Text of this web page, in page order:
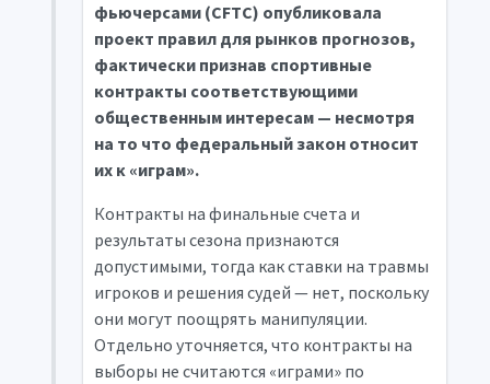
фьючерсами (CFTC) опубликовала
проект правил для рынков прогнозов,
фактически признав спортивные
контракты соответствующими
общественным интересам — несмотря
на то что федеральный закон относит
их к «играм».
Контракты на финальные счета и
результаты сезона признаются
допустимыми, тогда как ставки на травмы
игроков и решения судей — нет, поскольку
они могут поощрять манипуляции.
Отдельно уточняется, что контракты на
выборы не считаются «играми» по